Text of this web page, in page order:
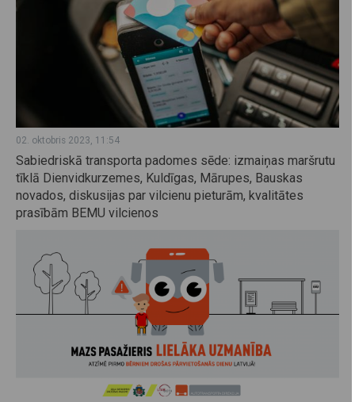
02. oktobris 2023, 11:54
Sabiedriskā transporta padomes sēde: izmaiņas maršrutu
tīklā Dienvidkurzemes, Kuldīgas, Mārupes, Bauskas
novados, diskusijas par vilcienu pieturām, kvalitātes
prasībām BEMU vilcienos